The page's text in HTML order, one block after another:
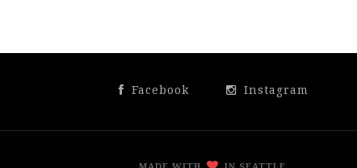
Facebook Instagram